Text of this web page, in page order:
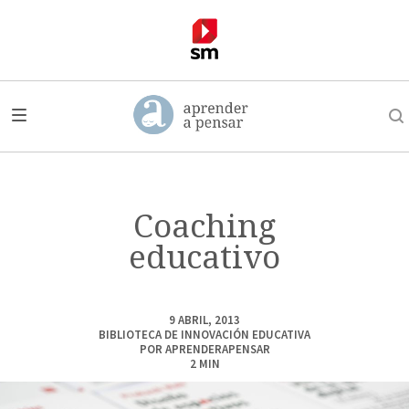
Coaching
educativo
9 ABRIL, 2013
BIBLIOTECA DE INNOVACIÓN EDUCATIVA
POR APRENDERAPENSAR
2 MIN